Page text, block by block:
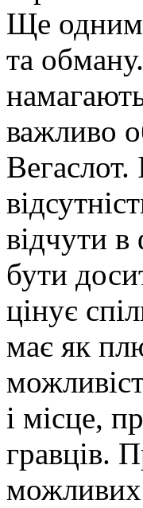
Ще одним
та
важливо
відчути
бути
цінує
має як
і місце,
гравців.
можливих